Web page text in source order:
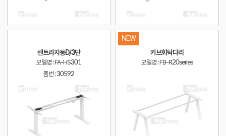
센트라자동D/3단
모델명 : FA-HS301
품번 :30592
NEW
카브회탁다리
모델명 : FB-R20series